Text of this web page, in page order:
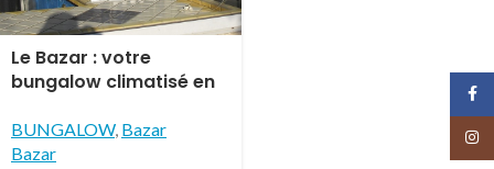
Le Bazar : votre
bungalow climatisé en
4 pers
BUNGALOW, Bazar
Bazar